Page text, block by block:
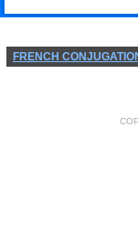
FRENCH